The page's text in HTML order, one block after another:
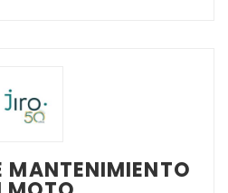
MANTENIMIENTO